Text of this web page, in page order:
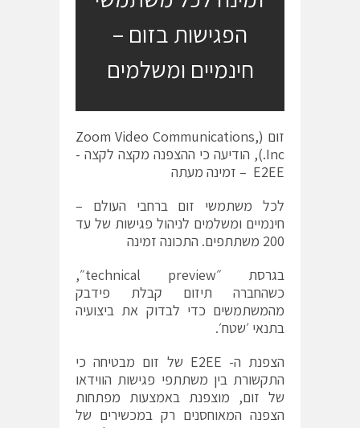
הפגישות בזום –
חינמיים ומשלמים
זום (
Zoom Video Communications,
Inc. ), הודיעה כי ההצפנה מקצה לקצה -
E2EE – זמינה מעתה
לכל משתמשי זום ברחבי העולם –
חינמיים ומשלמים לניהול פגישות של עד
200 משתתפים. התכונה זמינה
בגרסת ״technical preview״,
כשהחברה תיזום קבלת פידבק
מהמשתמשים כדי לבדוק את ביצועיה
בתנאי ׳שטח׳.
הצפנת ה- E2EE של זום מבטיחה כי
התקשורת בין משתתפי פגישות הווידאו
של זום, מוצפנת באמצעות מפתחות
הצפנה המאוחסנים רק במכשירים של